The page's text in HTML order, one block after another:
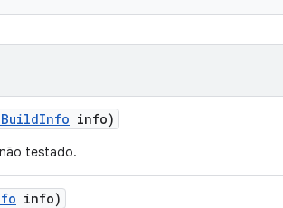
Info info)
testado.
info)